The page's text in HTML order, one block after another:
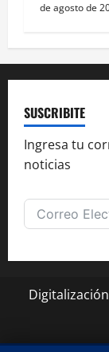
de agosto de
SUSCRIBITE
Ingresa tu
noticias